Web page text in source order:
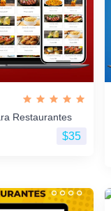
Restaurantes
$35